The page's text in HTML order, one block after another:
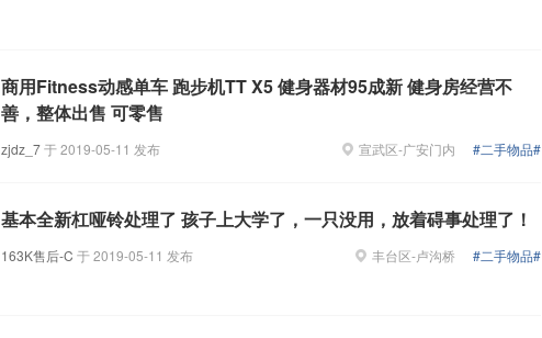
商用Fitness动感单车 跑步机TT X5 健身器材95成新 健身房经营不
善，整体出售 可零售
zjdz_7于2019-05-11 发布 宣武区-广安门内 #二手物品#
基本全新杠哑铃处理了 孩子上大学了，一只没用，放着碍事处理了！
163K售后-C 于2019-05-11 发布 丰台区-卢沟桥 #二手物品#